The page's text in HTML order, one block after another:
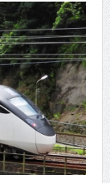
陳其
同揭幕
小學書
勉精進